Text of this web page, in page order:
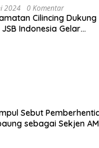
di Jakarta Utara
2024 0 Komentar
Cilincing Dukung
JSB Indonesia Gelar
Sebut
sebagai Sekjen